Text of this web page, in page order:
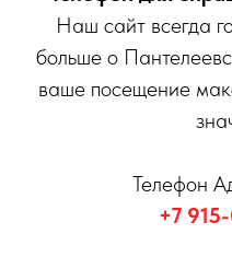
Наш сайт всегда
больше о
ваше посещение
Телефон
+7